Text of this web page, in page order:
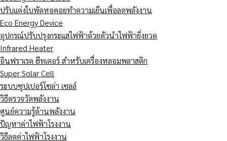
ปรับแต่งใบพัดหอคอยทำความเย็นเพื่อลดพลังงาน
Eco Energy Device
อุปกรณ์ปรับปรุงกระแสไฟฟ้าด้วยตัวนำไฟฟ้ายิ่งยวด
Infrared Heater
อินฟราเรด ฮีทเตอร์ สำหรับเครื่องหลอมพลาสติก
Super Solar Cell
ระบบซุปเปอร์โซล่า เซลล์
วิธีตรวจวัดพลังงาน
ศูนย์ความรู้ด้านพลังงาน
ปัญหาค่าไฟฟ้าโรงงาน
วิธีลดค่าไฟฟ้าโรงงาน